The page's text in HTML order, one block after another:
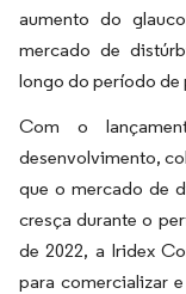
aumento do
mercado de
longo do período de
Com o
desenvolvimento,
que o mercado de
cresça durante o
de 2022, a Iridex
para comercializar